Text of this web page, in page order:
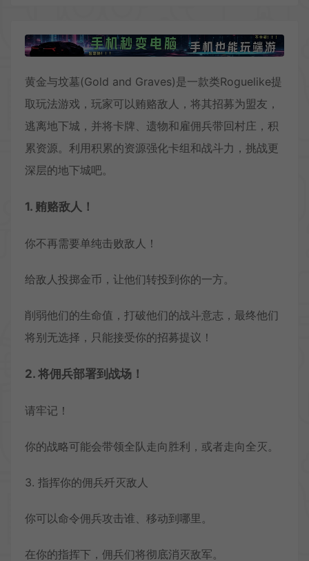
黄金与坟墓(Gold and Graves)是一款类Roguelike提
取玩法游戏，玩家可以贿赂敌人，将其招募为盟友，
逃离地下城，并将卡牌、遗物和雇佣兵带回村庄，积
累资源。利用积累的资源强化卡组和战斗力，挑战更
深层的地下城吧。
1. 贿赂敌人！
你不再需要单纯击败敌人！
给敌人投掷金币，让他们转投到你的一方。
削弱他们的生命值，打破他们的战斗意志，最终他们
将别无选择，只能接受你的招募提议！
2. 将佣兵部署到战场！
请牢记！
你的战略可能会带领全队走向胜利，或者走向全灭。
3. 指挥你的佣兵歼灭敌人
你可以命令佣兵攻击谁、移动到哪里。
在你的指挥下，佣兵们将彻底消灭敌军。